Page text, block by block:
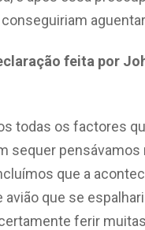
feita por
todas os factores
sequer
que a
que se
ferir